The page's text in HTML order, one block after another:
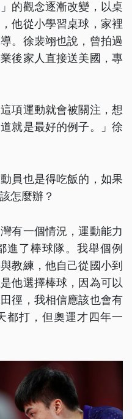
的觀念逐漸改變，以桌
他從小學習桌球，家裡
。徐裴翊也說，曾拍過
後家人直接送美國，專
項運動就會被關注，想
就是最好的例子。」徐
員也是得吃飯的，如果
怎麼辦？
有一個情況，運動能力
進了棒球隊。我舉個例
教練，他自己從國小到
他選擇棒球，因為可以
徑，我相信應該也會有
都打，但奧運才四年一